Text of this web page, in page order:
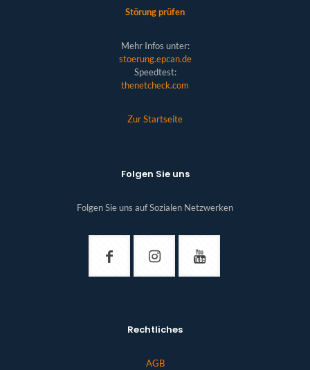
Störung prüfen
Mehr Infos unter:
stoerung.epcan.de
Speedtest:
thenetcheck.com
Zur Startseite
Folgen Sie uns
Folgen Sie uns auf Sozialen Netzwerken
Rechtliches
AGB